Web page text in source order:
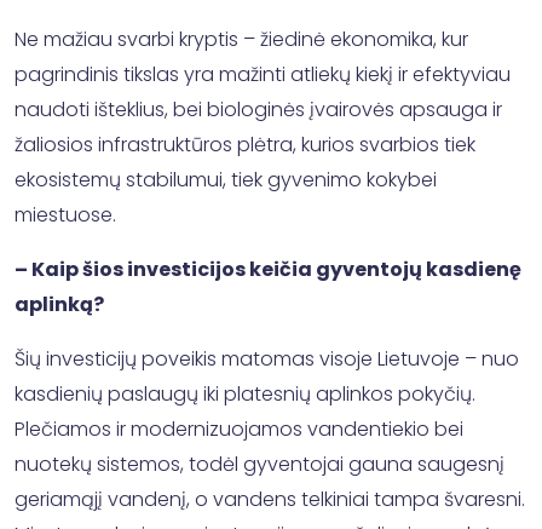
Ne mažiau svarbi kryptis – žiedinė ekonomika, kur
pagrindinis tikslas yra mažinti atliekų kiekį ir efektyviau
naudoti išteklius, bei biologinės įvairovės apsauga ir
žaliosios infrastruktūros plėtra, kurios svarbios tiek
ekosistemų stabilumui, tiek gyvenimo kokybei
miestuose.
– Kaip šios investicijos keičia gyventojų kasdienę
aplinką?
Šių investicijų poveikis matomas visoje Lietuvoje – nuo
kasdienių paslaugų iki platesnių aplinkos pokyčių.
Plečiamos ir modernizuojamos vandentiekio bei
nuotekų sistemos, todėl gyventojai gauna saugesnį
geriamąjį vandenį, o vandens telkiniai tampa švaresni.